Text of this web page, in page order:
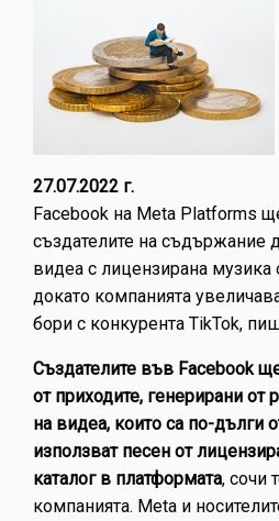
27.07.2022 г.
Facebook на Meta Platforms
създателите на съдържание
видеа с лицензирана музика
докато компанията
бори с конкурента TikTok,
Създателите във Facebook
от приходите, генерирани от
на видеа, които са по-дълги
използват песен от
каталог в платформата, сочи
компанията. Meta и